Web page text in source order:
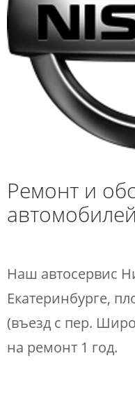
Ремонт и
​Наш автосервис
Екатеринбурге,
(въезд с пер.
на ремонт 1 год.